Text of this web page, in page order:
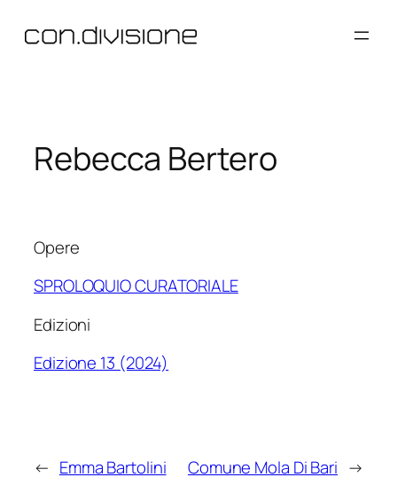
Rebecca Bertero
Opere
SPROLOQUIO CURATORIALE
Edizioni
Edizione 13 (2024)
← Emma Bartolini Comune Mola Di Bari →